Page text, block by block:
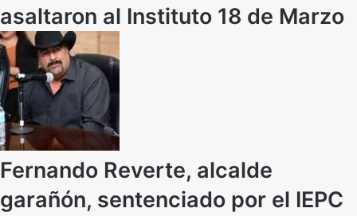
asaltaron al Instituto 18 de Marzo
Fernando Reverte, alcalde
garañón, sentenciado por el IEPC